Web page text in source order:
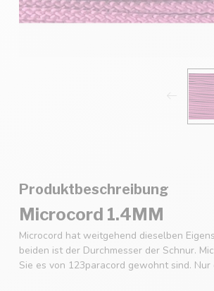
Produktbeschreibung
Microcord 1.4MM
Microcord hat weitgehend dieselben
beiden ist der Durchmesser der Schnur.
Sie es von 123paracord gewohnt sind.